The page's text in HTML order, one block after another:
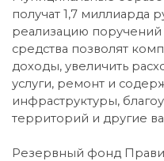
получат 1,7 миллиарда
реализацию поручений
средства позволят
доходы, увеличить
услуги, ремонт и
инфраструктуры,
территорий и другие
Резервный фонд